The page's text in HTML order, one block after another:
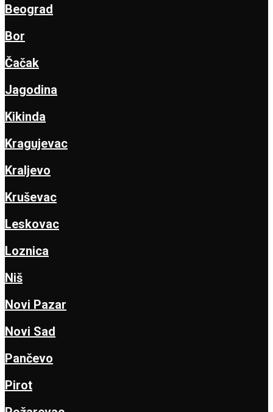
Beograd
Bor
Čačak
Jagodina
Kikinda
Kragujevac
Kraljevo
Kruševac
Leskovac
Loznica
Niš
Novi Pazar
Novi Sad
Pančevo
Pirot